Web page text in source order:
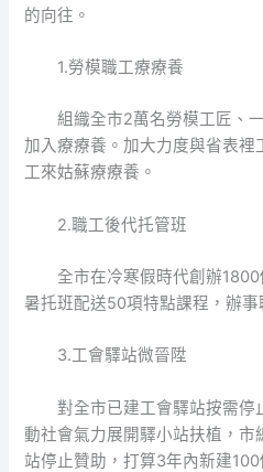
的向往。
1.勞模職工療療養
組織全市2萬名勞模工匠、
加入療療養。加大力度與省表
工來姑蘇療療養。
2.職工後代托管班
全市在冷寒假時代創辦
暑托班配送50項特點課程，辦事
3.工會驛站微晉陞
對全市已建工會驛站按需停
動社會氣力展開驛小站扶植，市
站停止贊助，打算3年內新建